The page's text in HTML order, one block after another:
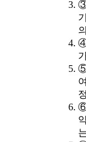
③
④
⑤
⑥